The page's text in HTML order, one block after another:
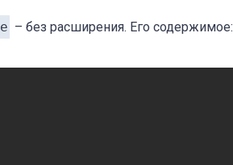
– без расширения. Его содержимое: